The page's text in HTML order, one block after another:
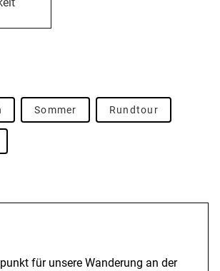
Sommer Rundtour
für unsere Wanderung an der